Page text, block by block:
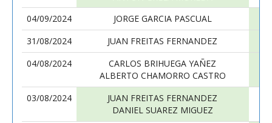
04/09/2024
JORGE GARCIA PASCUAL
31/08/2024
JUAN FREITAS FERNANDEZ
04/08/2024
CARLOS BRIHUEGA YAÑEZ
ALBERTO CHAMORRO CASTRO
03/08/2024
JUAN FREITAS FERNANDEZ
DANIEL SUAREZ MIGUEZ